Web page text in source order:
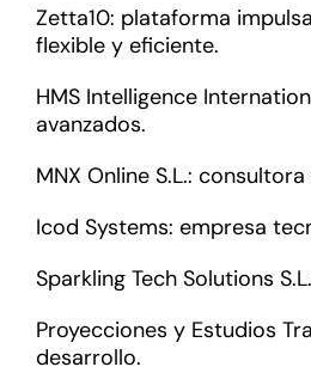
Zetta10: plataforma
flexible y eficiente.
HMS Intelligence
avanzados.
MNX Online S.L.:
Icod Systems: empresa
Sparkling Tech Solutions
Proyecciones y Estudios
desarrollo.